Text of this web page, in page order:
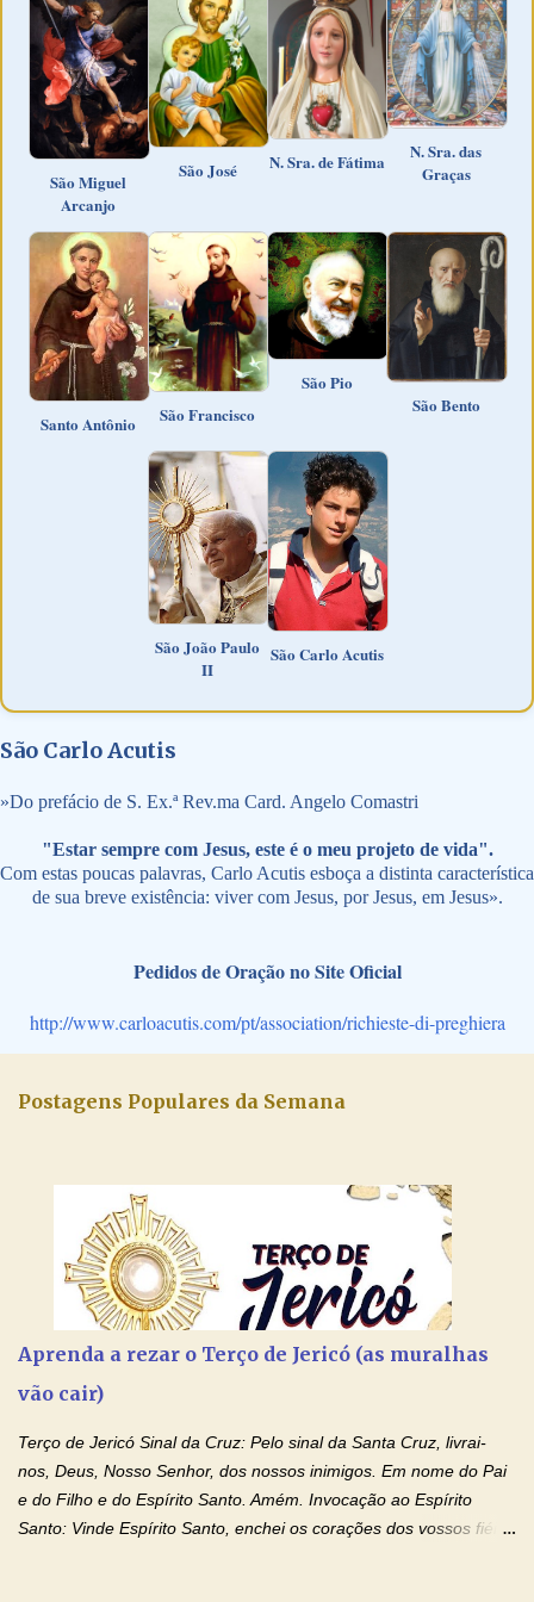
São Miguel
Arcanjo
São José N. Sra. de Fátima
N. Sra. das
Graças
Santo Antônio São Francisco
São Pio
São Bento
São João Paulo
II
São Carlo Acutis
São Carlo Acutis
»Do prefácio de S. Ex.ª Rev.ma Card. Angelo Comastri
"Estar sempre com Jesus, este é o meu projeto de vida".
Com estas poucas palavras, Carlo Acutis esboça a distinta característica
de sua breve existência: viver com Jesus, por Jesus, em Jesus».
Pedidos de Oração no Site Oficial
http://www.carloacutis.com/pt/association/richieste-di-preghiera
Postagens Populares da Semana
Aprenda a rezar o Terço de Jericó (as muralhas
vão cair)
Terço de Jericó Sinal da Cruz: Pelo sinal da Santa Cruz, livrai-
nos, Deus, Nosso Senhor, dos nossos inimigos. Em nome do Pai
e do Filho e do Espírito Santo. Amém. Invocação ao Espírito
Santo: Vinde Espírito Santo, enchei os corações dos vossos fiéis